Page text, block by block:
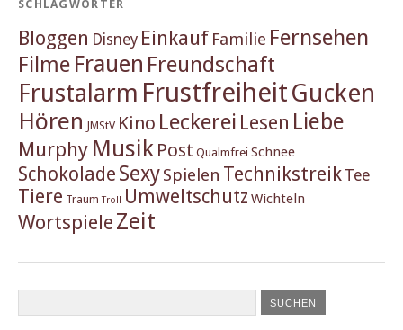
SCHLAGWÖRTER
Bloggen Disney Einkauf Familie Fernsehen
Filme Frauen Freundschaft
Frustalarm FrustfreiheitGucken
Hören JMStV Kino Leckerei Lesen Liebe
Murphy Musik Post Qualmfrei Schnee
Schokolade SexySpielen Technikstreik Tee
Tiere Traum Troll Umweltschutz Wichteln
Wortspiele Zeit